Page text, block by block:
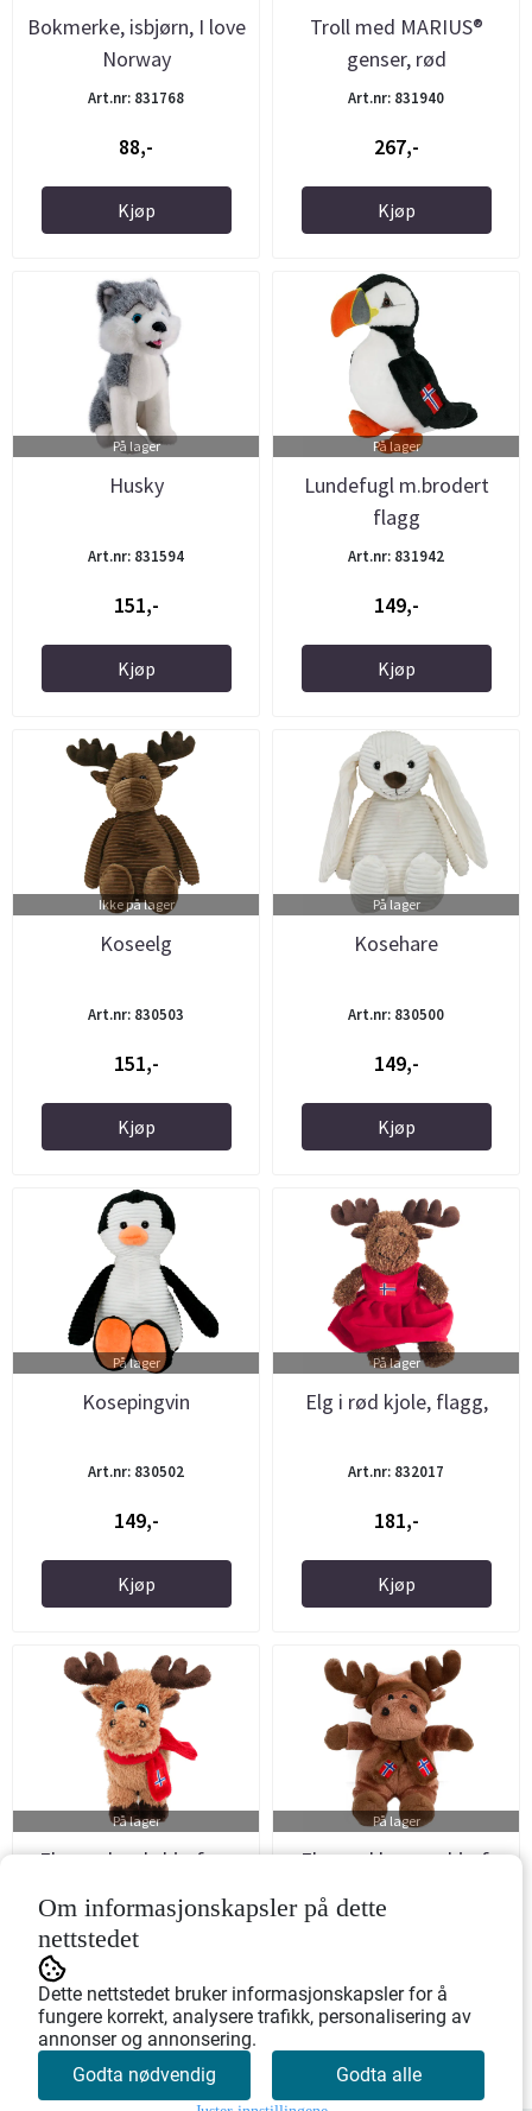
Bokmerke, isbjørn, I love
Norway
Art.nr: 831768
88,-
Kjøp
Troll med MARIUS®
genser, rød
Art.nr: 831940
267,-
Kjøp
På lager
Husky
Art.nr: 831594
151,-
Kjøp
På lager
Lundefugl m.brodert
flagg
Art.nr: 831942
149,-
Kjøp
Ikke på lager
Koseelg
Art.nr: 830503
151,-
Kjøp
På lager
Kosehare
Art.nr: 830500
149,-
Kjøp
På lager
Kosepingvin
Art.nr: 830502
149,-
Kjøp
På lager
Elg i rød kjole, flagg,
Art.nr: 832017
181,-
Kjøp
På lager
Elg med rød skjerf og
flagg, blåøyed
Art.nr: 830339
138,-
Kjøp
På lager
Elg med lue og skjerf,
Norsk flagg
138,-
Om informasjonskapsler på dette
nettstedet
Dette nettstedet bruker informasjonskapsler for å
fungere korrekt, analysere trafikk, personalisering av
annonser og annonsering.
Godta nødvendig
Godta alle